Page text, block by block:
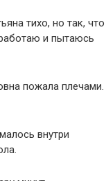
тихо, но так, что
и пытаюсь
пожала плечами.
внутри